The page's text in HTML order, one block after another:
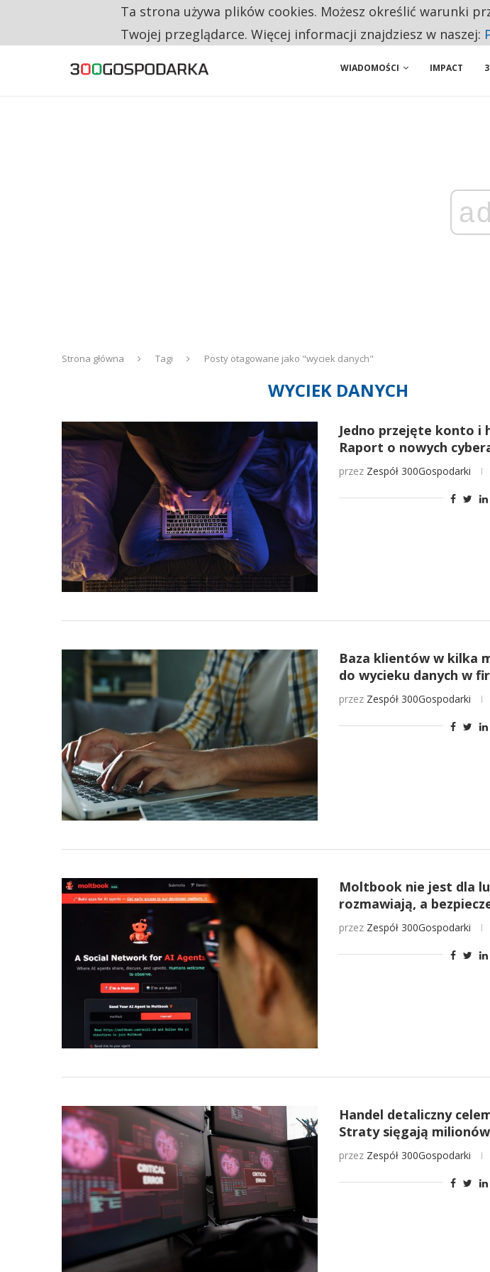
TRZECH NA CZTERECH PONOWNIE ZAŁOŻYŁOBY WŁASNĄ FIRMĘ. INNYM JUŻ TAK
WIADOMOŚCI IMPACT
ad
Strona główna Tagi Posty otagowane jako "wyciek danych"
WYCIEK DANYCH
Jedno przejęte konto i
Raport o nowych
przez Zespół 300Gospodarki
Baza klientów w kilka
do wycieku danych w
przez Zespół 300Gospodarki
Moltbook nie jest dla
rozmawiają, a
przez Zespół 300Gospodarki
Handel detaliczny
Straty sięgają
przez Zespół 300Gospodarki
Ta strona używa plików cookies. Możesz określić warunki
Twojej przeglądarce. Więcej informacji znajdziesz w naszej: